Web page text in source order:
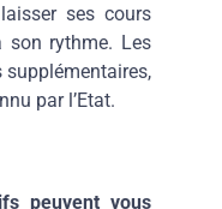
ses cours
son rythme. Les
supplémentaires,
par l’Etat.
peuvent vous